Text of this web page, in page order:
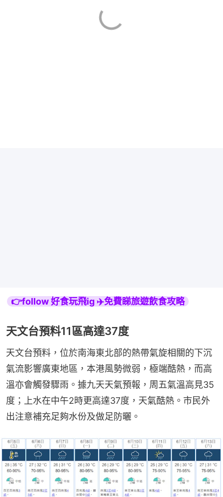
👉follow 好食玩飛ig ✈️免費睇旅遊飲食攻略
天文台預料11區高達37度
天文台預料，位於南海東北部的熱帶氣旋相關的下沉
氣流影響廣東地區，本港風勢微弱，極端酷熱，而高
溫亦會觸發驟雨。據九天天氣預報，周五氣溫高見35
度；上水在中午2時更高達37度，天氣酷熱。市民外
出注意補充足夠水份及做足防曬。